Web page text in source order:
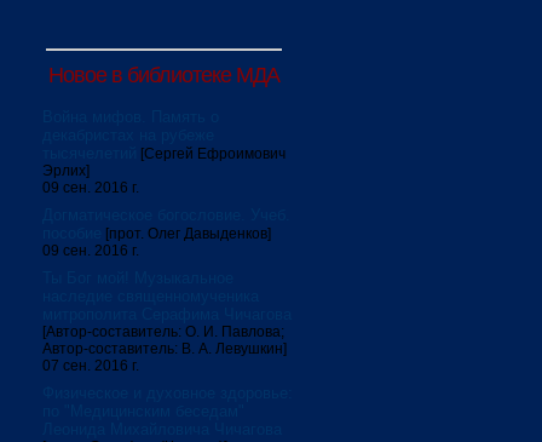
Новое в библиотеке МДА
[Сергей Ефроимович
Эрлих]
09 сен. 2016 г.
[прот. Олег Давыденков]
09 сен. 2016 г.
[Автор-составитель: О. И. Павлова;
Автор-составитель: В. А. Левушкин]
07 сен. 2016 г.